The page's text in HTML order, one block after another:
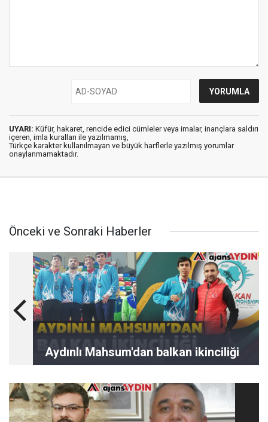
UYARI: Küfür, hakaret, rencide edici cümleler veya imalar, inançlara saldırı
içeren, imla kuralları ile yazılmamış,
Türkçe karakter kullanılmayan ve büyük harflerle yazılmış yorumlar
onaylanmamaktadır.
Önceki ve Sonraki Haberler
Aydınlı Mahsum'dan balkan ikinciliği